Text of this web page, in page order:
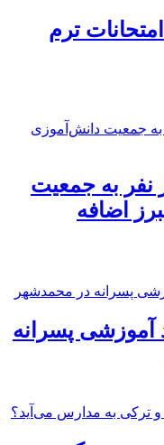
ترم
۱۲ هزار نفر به جمعیت
اضافه
آموزشی پسرانه